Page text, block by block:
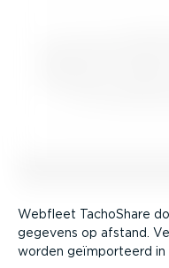
Webfleet TachoShare
ge­gevens op afstand.
worden geïmpor­teerd in